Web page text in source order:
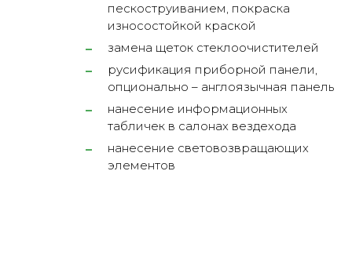
пескоструиванием, покраска
износостойкой краской
замена щеток стеклоочистителей
русификация приборной панели,
опционально – англоязычная панель
нанесение информационных
табличек в салонах вездехода
нанесение световозвращающих
элементов